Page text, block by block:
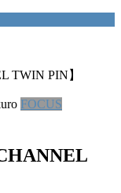
TWIN PIN】
FOCUS